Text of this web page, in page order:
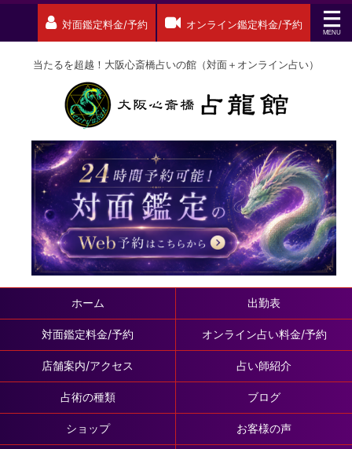
対面鑑定料金/予約 オンライン鑑定料金/予約
当たるを超越！大阪心斎橋占いの館（対面＋オンライン占い）
ホーム 出勤表
対面鑑定料金/予約 オンライン占い料金/予約
店舗案内/アクセス 占い師紹介
占術の種類 ブログ
ショップ お客様の声